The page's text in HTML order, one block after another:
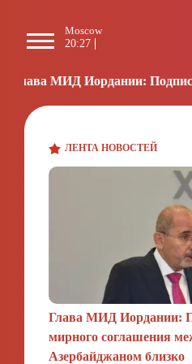
Moscow
20:27
Подписание мирного
ЛЕНТА НОВОСТЕЙ
Глава МИД Иордании:
мирного соглашения
Азербайджаном близко